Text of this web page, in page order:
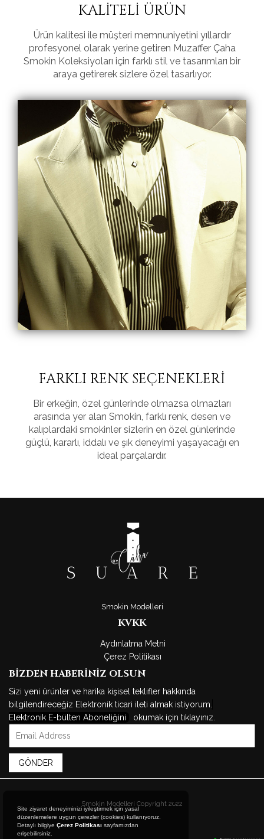
KALİTELİ ÜRÜN
Ürün kalitesi ile müşteri memnuniyetini yıllardır
profesyonel olarak yerine getiren Muzaffer Çaha
Smokin Koleksiyoları için farklı stil ve tasarımları bir
araya getirerek sizlere özel tasarlıyor.
FARKLI RENK SEÇENEKLERİ
Bir erkeğin, özel günlerinde olmazsa olmazları
arasında yer alan Smokin, farklı renk, desen ve
kalıplardaki smokinler sizlerin en özel günlerinde
güçlü, kararlı, iddalı ve şık deneyimi yaşayacağı en
ideal parçalardır.
Smokin Modelleri
KVKK
Aydınlatma Metni
Çerez Politikası
BİZDEN HABERİNİZ OLSUN
Sizi yeni ürünler ve harika kişisel teklifler hakkında
bilgilendireceğiz Elektronik ticari ileti almak istiyorum.
Elektronik E-bülten Aboneliğini
okumak için tıklayınız.
GÖNDER
Smokin Modelleri Copyright 2022
Site ziyaret deneyiminizi iyileştirmek için yasal
düzenlemelere uygun çerezler (cookies) kullanıyoruz.
Detaylı bilgiye Çerez Politikası sayfamızdan
erişebilirsiniz.
X